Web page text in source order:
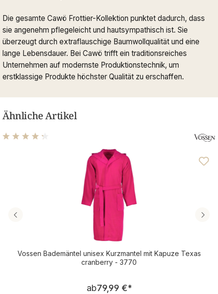
Die gesamte Cawö Frottier-Kollektion punktet dadurch, dass
sie angenehm pflegeleicht und hautsympathisch ist. Sie
überzeugt durch extraflauschige Baumwollqualität und eine
lange Lebensdauer. Bei Cawö trifft ein traditionsreiches
Unternehmen auf modernste Produktionstechnik, um
erstklassige Produkte höchster Qualität zu erschaffen.
Ähnliche Artikel
Durchschnittliche Bewertung von 4.14 von 5 Sternen
Vossen Bademäntel unisex Kurzmantel mit Kapuze Texas
cranberry - 3770
Regulärer Preis:
ab79,99 €*